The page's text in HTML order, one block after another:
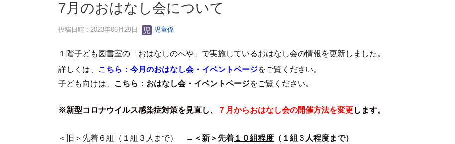
7月のおはなし会について
投稿日時 : 2023年06月29日 児童係
１階子ども図書室の「おはなしのへや」で実施しているおはなし会の情報を更新しました。
詳しくは、 こちら：今月のおはなし会・イベントページをご覧ください。
子ども向けは、
こちら：おはなし会・イベントページをご覧ください。
※新型コロナウイルス感染症対策を見直し、 ７月からおはなし会の開催方法を変更します。
＜旧＞先着６組（１組３人まで） → ＜新＞先着 １０組程度 （１組３人程度まで）